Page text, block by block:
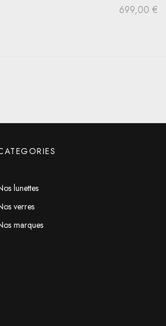
699,00 €
lunettes
verres
marques